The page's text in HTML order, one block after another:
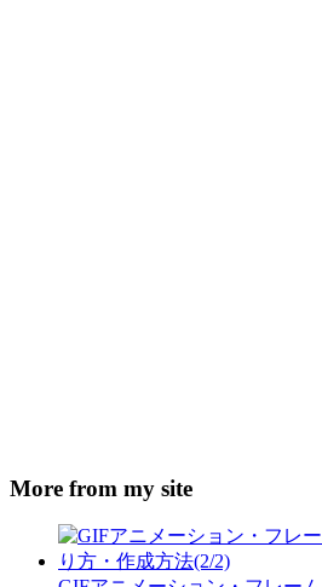
More from my site